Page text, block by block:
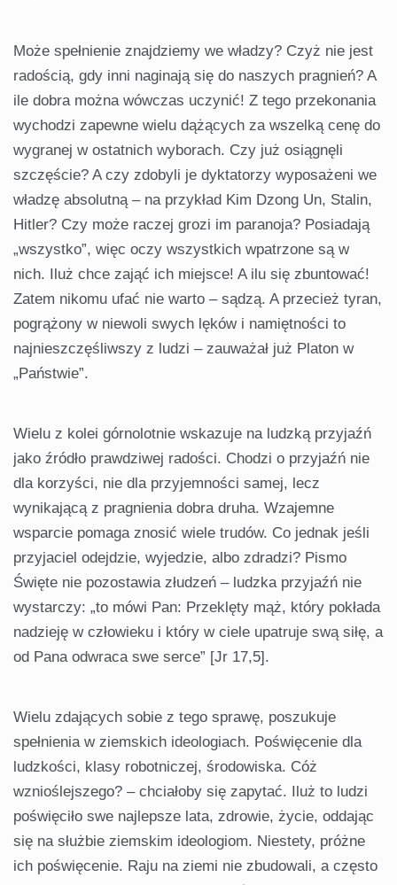
Może spełnienie znajdziemy we władzy? Czyż nie jest
radością, gdy inni naginają się do naszych pragnień? A
ile dobra można wówczas uczynić! Z tego przekonania
wychodzi zapewne wielu dążących za wszelką cenę do
wygranej w ostatnich wyborach. Czy już osiągnęli
szczęście? A czy zdobyli je dyktatorzy wyposażeni we
władzę absolutną – na przykład Kim Dzong Un, Stalin,
Hitler? Czy może raczej grozi im paranoja? Posiadają
„wszystko”, więc oczy wszystkich wpatrzone są w
nich. Iluż chce zająć ich miejsce! A ilu się zbuntować!
Zatem nikomu ufać nie warto – sądzą. A przecież tyran,
pogrążony w niewoli swych lęków i namiętności to
najnieszczęśliwszy z ludzi – zauważał już Platon w
„Państwie”.
Wielu z kolei górnolotnie wskazuje na ludzką przyjaźń
jako źródło prawdziwej radości. Chodzi o przyjaźń nie
dla korzyści, nie dla przyjemności samej, lecz
wynikającą z pragnienia dobra druha. Wzajemne
wsparcie pomaga znosić wiele trudów. Co jednak jeśli
przyjaciel odejdzie, wyjedzie, albo zdradzi? Pismo
Święte nie pozostawia złudzeń – ludzka przyjaźń nie
wystarczy: „to mówi Pan: Przeklęty mąż, który pokłada
nadzieję w człowieku i który w ciele upatruje swą siłę, a
od Pana odwraca swe serce” [Jr 17,5].
Wielu zdających sobie z tego sprawę, poszukuje
spełnienia w ziemskich ideologiach. Poświęcenie dla
ludzkości, klasy robotniczej, środowiska. Cóż
wznioślejszego? – chciałoby się zapytać. Iluż to ludzi
poświęciło swe najlepsze lata, zdrowie, życie, oddając
się na służbie ziemskim ideologiom. Niestety, próżne
ich poświęcenie. Raju na ziemi nie zbudowali, a często